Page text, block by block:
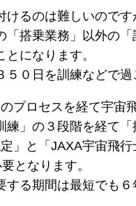
るのは難しいので
搭乗業務」以外の
になります。
０日を訓練などで過
プロセスを経て宇宙
」の３段階を経て「
」と「JAXA宇宙飛
となります。
る期間は最短でも６